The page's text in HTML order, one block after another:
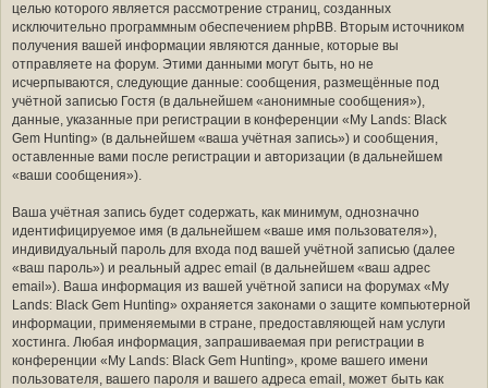
целью которого является рассмотрение страниц, созданных
исключительно программным обеспечением phpBB. Вторым источником
получения вашей информации являются данные, которые вы
отправляете на форум. Этими данными могут быть, но не
исчерпываются, следующие данные: сообщения, размещённые под
учётной записью Гостя (в дальнейшем «анонимные сообщения»),
данные, указанные при регистрации в конференции «My Lands: Black
Gem Hunting» (в дальнейшем «ваша учётная запись») и сообщения,
оставленные вами после регистрации и авторизации (в дальнейшем
«ваши сообщения»).
Ваша учётная запись будет содержать, как минимум, однозначно
идентифицируемое имя (в дальнейшем «ваше имя пользователя»),
индивидуальный пароль для входа под вашей учётной записью (далее
«ваш пароль») и реальный адрес email (в дальнейшем «ваш адрес
email»). Ваша информация из вашей учётной записи на форумах «My
Lands: Black Gem Hunting» охраняется законами о защите компьютерной
информации, применяемыми в стране, предоставляющей нам услуги
хостинга. Любая информация, запрашиваемая при регистрации в
конференции «My Lands: Black Gem Hunting», кроме вашего имени
пользователя, вашего пароля и вашего адреса email, может быть как